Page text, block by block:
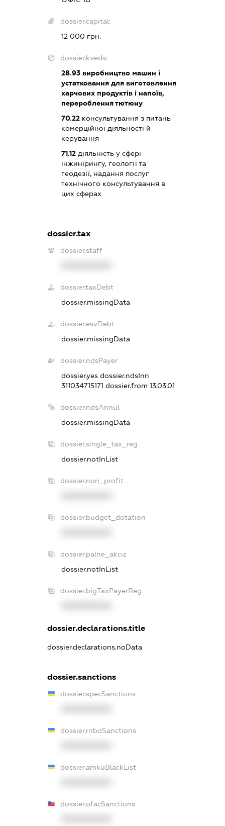
dossier.capital:
12 000 грн.
dossier.kveds:
28.93 виробництво машин і
устатковання для виготовлення
харчових продуктів і напоїв,
перероблення тютюну
70.22 консультування з питань
комерційної діяльності й
керування
71.12 діяльність у сфері
інжинірингу, геології та
геодезії, надання послуг
технічного консультування в
цих сферах
dossier.tax
dossier.staff
dossier.taxDebt
dossier.missingData
dossier.esvDebt
dossier.missingData
dossier.ndsPayer
dossier.yesdossier.ndsInn
311034715171dossier.from 13.03.01
dossier.ndsAnnul
dossier.missingData
dossier.single_tax_reg
dossier.notInList
dossier.non_profit
dossier.budget_dotation
dossier.palne_akciz
dossier.notInList
dossier.bigTaxPayerReg
dossier.declarations.title
dossier.declarations.noData
dossier.sanctions
dossier.specSanctions
dossier.rnboSanctions
dossier.amkuBlackList
dossier.ofacSanctions